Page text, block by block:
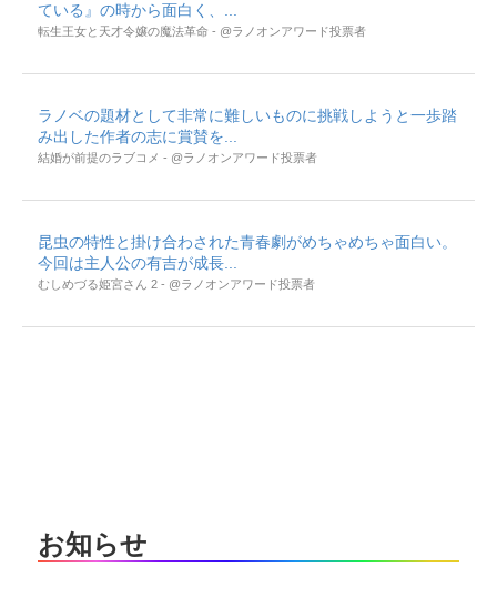
ている』の時から面白く、...
転生王女と天才令嬢の魔法革命 - @ラノオンアワード投票者
ラノベの題材として非常に難しいものに挑戦しようと一歩踏
み出した作者の志に賞賛を...
結婚が前提のラブコメ - @ラノオンアワード投票者
昆虫の特性と掛け合わされた青春劇がめちゃめちゃ面白い。
今回は主人公の有吉が成長...
むしめづる姫宮さん 2 - @ラノオンアワード投票者
お知らせ